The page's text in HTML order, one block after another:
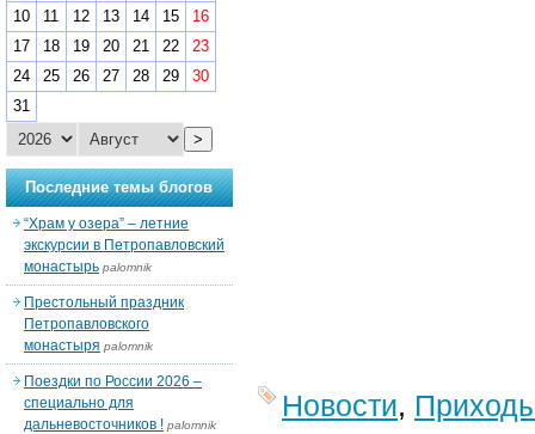
Новости,
10
11 12 13 14 15
16
17
18 19 20 21 22
23
24
25 26 27 28 29
30
31
>
Последние темы блогов
“Храм у озера” – летние
экскурсии в Петропавловский
монастырь palomnik
Престольный праздник
Петропавловского
монастыря palomnik
Поездки по России 2026 –
специально для
дальневосточников ! palomnik